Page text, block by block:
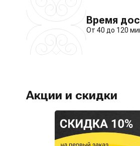
Время
От 40 до 120
Акции и скидки